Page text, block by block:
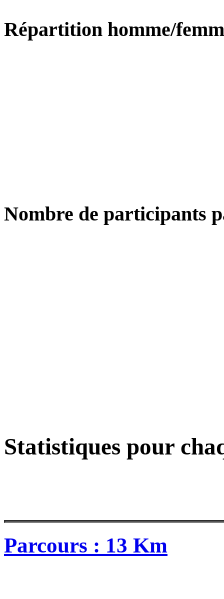
Répartition homme/
Nombre de participants
Statistiques pour
Parcours : 13 Km